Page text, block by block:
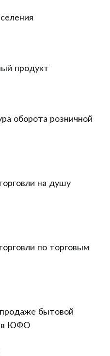
продукт
оборота розничной
на душу
по торговым
бытовой
в ЮФО